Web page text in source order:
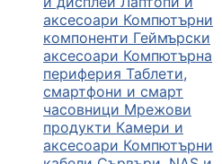
аксесоари Компютърни
компоненти Геймърски
аксесоари Компютърна
периферия Таблети,
смартфони и смарт
часовници Мрежови
продукти Камери и
аксесоари Компютърни